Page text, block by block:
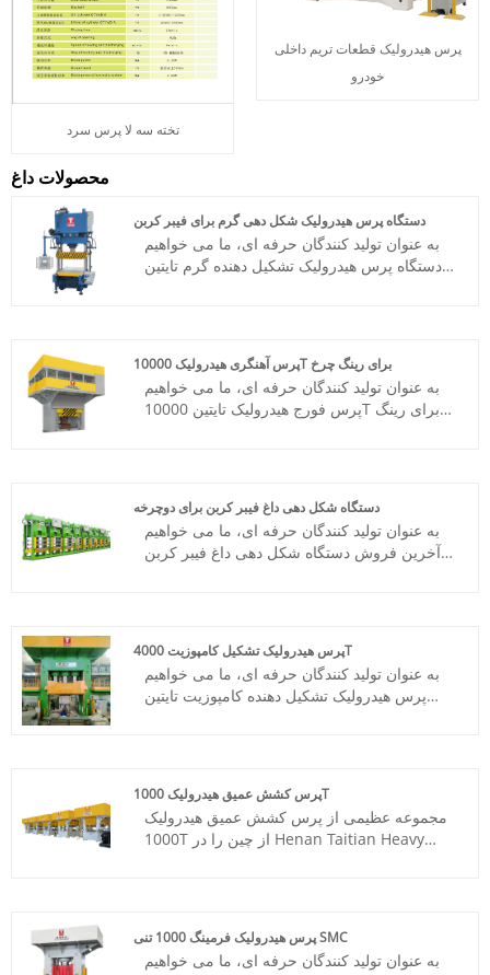
تخته سه لا پرس سرد
پرس هیدرولیک قطعات تریم داخلی
خودرو
محصولات داغ
دستگاه پرس هیدرولیک شکل دهی گرم برای فیبر کربن
به عنوان تولید کنندگان حرفه ای، ما می خواهیم
دستگاه پرس هیدرولیک تشکیل دهنده گرم تایتین
شماره مورد: TT-LM100T
پرداخت: T/T، L/C
مبدا محصول: چین
رنگ: طبق نیاز مشتری
پرس آهنگری هیدرولیک 10000T برای رینگ چرخ
به عنوان تولید کنندگان حرفه ای، ما می خواهیم
پرس فورج هیدرولیک تایتین 10000T را برای رینگ
شماره مورد: TT-LM10000T
پرداخت: T/T، L/C
مبدا محصول: چین
رنگ: طبق نیاز مشتری
دستگاه شکل دهی داغ فیبر کربن برای دوچرخه
به عنوان تولید کنندگان حرفه ای، ما می خواهیم
آخرین فروش دستگاه شکل دهی داغ فیبر کربن
شماره مورد: TT-LM100T
پرداخت: T/T، L/C
مبدا محصول: چین
رنگ: طبق نیاز مشتری
پرس هیدرولیک تشکیل کامپوزیت 4000T
به عنوان تولید کنندگان حرفه ای، ما می خواهیم
پرس هیدرولیک تشکیل دهنده کامپوزیت تایتین
داخلی و خارج از کشور است.
شماره کالا: TT-LM2500T
پرداخت: T/T، L/C
مبدا محصول: چین
زمان تحویل: 4-5 ماه
پرس کشش عمیق هیدرولیک 1000T
مجموعه عظیمی از پرس کشش عمیق هیدرولیک
1000T از چین را در Henan Taitian Heavy
شماره مورد: TT-LM1000T
پرداخت: T/T، L/C
مبدا محصول: چین
پرس هیدرولیک فرمینگ 1000 تنی SMC
به عنوان تولید کنندگان حرفه ای، ما می خواهیم